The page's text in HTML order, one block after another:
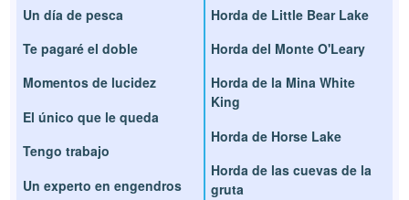
Un día de pesca
Te pagaré el doble
Momentos de lucidez
El único que le queda
Tengo trabajo
Un experto en engendros
Horda de Little Bear Lake
Horda del Monte O'Leary
Horda de la Mina White
King
Horda de Horse Lake
Horda de las cuevas de la
gruta